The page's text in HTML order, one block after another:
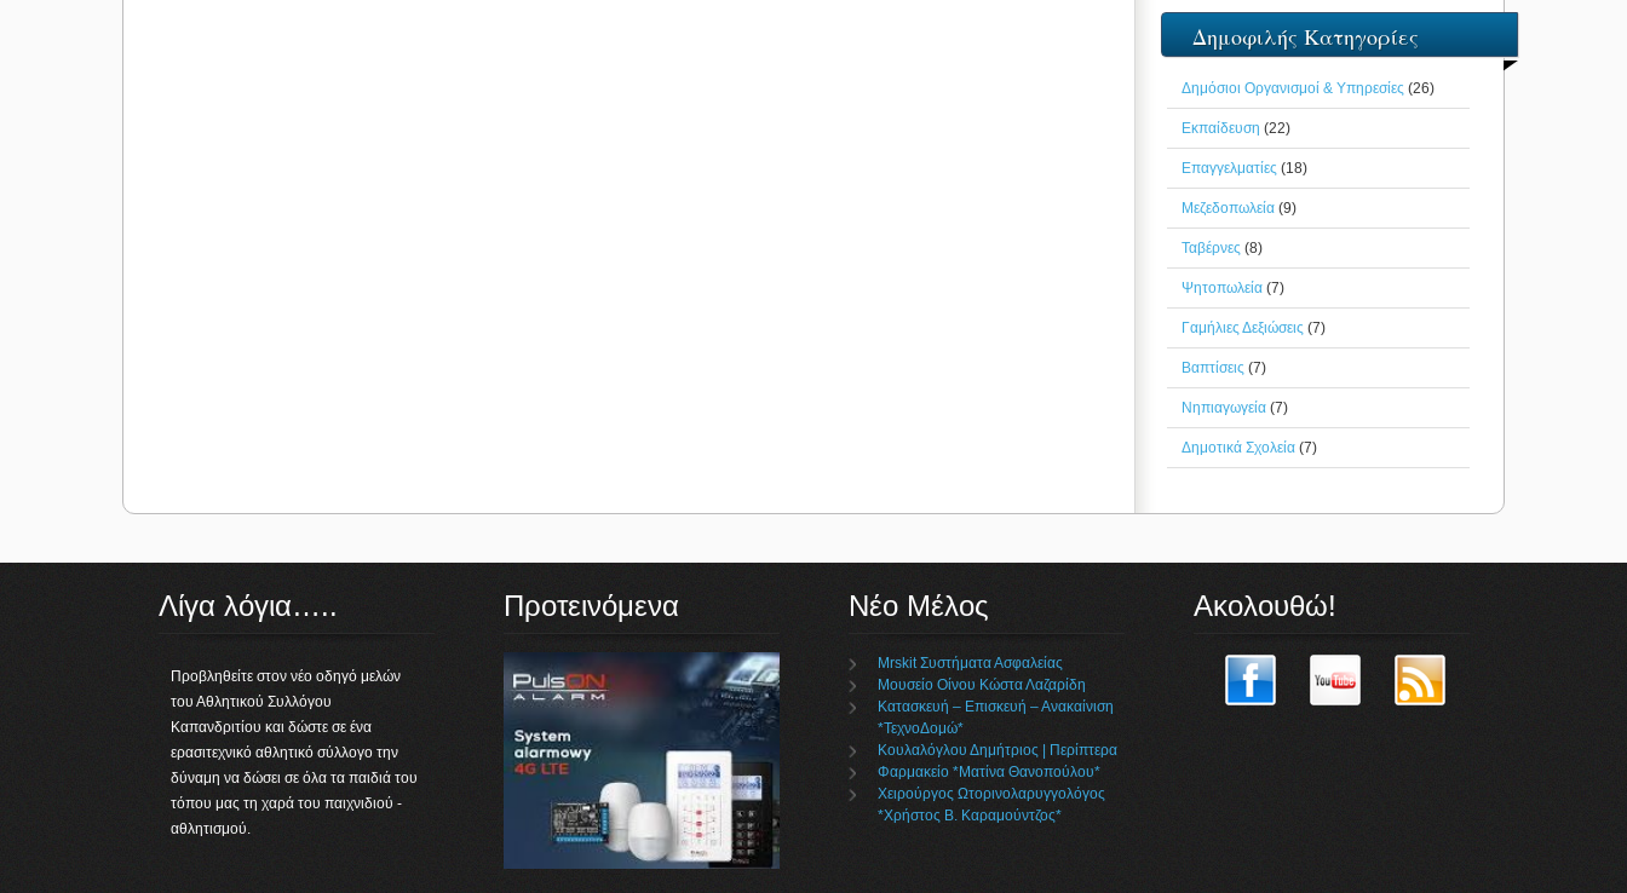
Δημοφιλής Κατηγορίες
Δημόσιοι Οργανισμοί & Υπηρεσίες (26)
Εκπαίδευση (22)
Επαγγελματίες (18)
Μεζεδοπωλεία (9)
Ταβέρνες (8)
Ψητοπωλεία (7)
Γαμήλιες Δεξιώσεις (7)
Βαπτίσεις (7)
Νηπιαγωγεία (7)
Δημοτικά Σχολεία (7)
Λίγα λόγια…..
Προβληθείτε στον νέο οδηγό μελών
του Αθλητικού Συλλόγου
Καπανδριτίου και δώστε σε ένα
ερασιτεχνικό αθλητικό σύλλογο την
δύναμη να δώσει σε όλα τα παιδιά του
τόπου μας τη χαρά του παιχνιδιού -
αθλητισμού.
Προτεινόμενα Νέο Μέλος
Mrskit Συστήματα Ασφαλείας
Μουσείο Οίνου Κώστα Λαζαρίδη
Κατασκευή – Επισκευή – Ανακαίνιση
*ΤεχνοΔομώ*
Κουλαλόγλου Δημήτριος | Περίπτερα
Φαρμακείο *Ματίνα Θανοπούλου*
Χειρούργος Ωτορινολαρυγγολόγος
*Χρήστος Β. Καραμούντζος*
Ακολουθώ!